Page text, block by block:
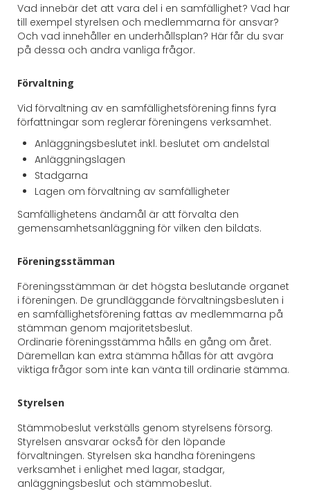
Vad innebär det att vara del i en samfällighet? Vad har
till exempel styrelsen och medlemmarna för ansvar?
Och vad innehåller en underhållsplan? Här får du svar
på dessa och andra vanliga frågor.
Förvaltning
Vid förvaltning av en samfällighetsförening finns fyra
författningar som reglerar föreningens verksamhet.
Anläggningsbeslutet inkl. beslutet om andelstal
Anläggningslagen
Stadgarna
Lagen om förvaltning av samfälligheter
Samfällighetens ändamål är att förvalta den
gemensamhetsanläggning för vilken den bildats.
Föreningsstämman
Föreningsstämman är det högsta beslutande organet
i föreningen. De grundläggande förvaltningsbesluten i
en samfällighetsförening fattas av medlemmarna på
stämman genom majoritetsbeslut.
Ordinarie föreningsstämma hålls en gång om året.
Däremellan kan extra stämma hållas för att avgöra
viktiga frågor som inte kan vänta till ordinarie stämma.
Styrelsen
Stämmobeslut verkställs genom styrelsens försorg.
Styrelsen ansvarar också för den löpande
förvaltningen. Styrelsen ska handha föreningens
verksamhet i enlighet med lagar, stadgar,
anläggningsbeslut och stämmobeslut.